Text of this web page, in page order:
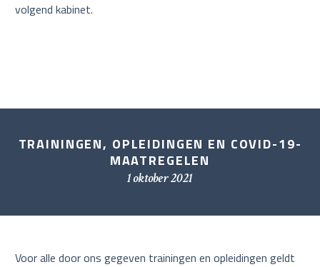
volgend kabinet.
TRAININGEN, OPLEIDINGEN EN COVID-19-
MAATREGELEN
1 oktober 2021
Voor alle door ons gegeven trainingen en opleidingen geldt